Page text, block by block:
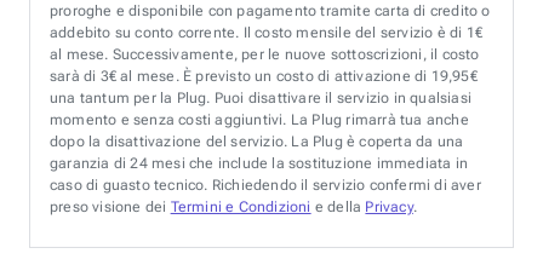
proroghe e disponibile con pagamento tramite carta di credito o
addebito su conto corrente. Il costo mensile del servizio è di 1€
al mese. Successivamente, per le nuove sottoscrizioni, il costo
sarà di 3€ al mese. È previsto un costo di attivazione di 19,95€
una tantum per la Plug. Puoi disattivare il servizio in qualsiasi
momento e senza costi aggiuntivi. La Plug rimarrà tua anche
dopo la disattivazione del servizio. La Plug è coperta da una
garanzia di 24 mesi che include la sostituzione immediata in
caso di guasto tecnico. Richiedendo il servizio confermi di aver
preso visione dei Termini e Condizioni e della Privacy.